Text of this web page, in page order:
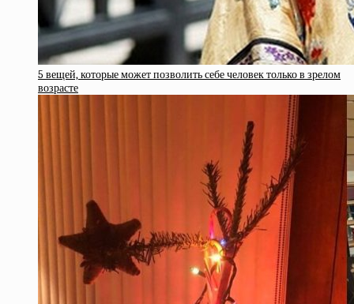
5 вещей, которые может позволить себе человек только в зрелом
возрасте